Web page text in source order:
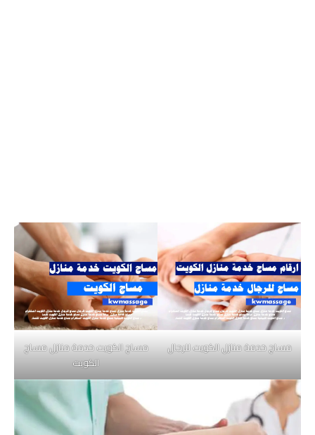
مساج خدمة منازل الكويت للرجال
مساج الكويت خدمة منازل مساج
الكويت